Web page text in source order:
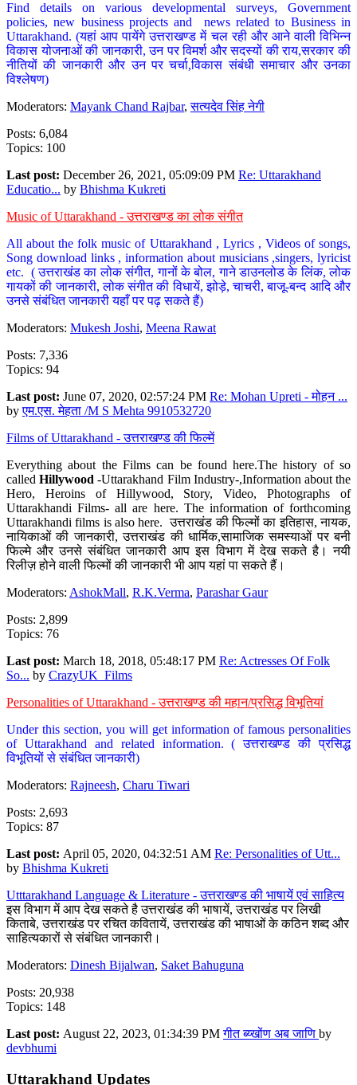
Find details on various developmental surveys, Government
policies, new business projects and news related to Business in
Uttarakhand. (यहां आप पायेंगे उत्तराखण्ड में चल रही और आने वाली विभिन्न
विकास योजनाओं की जानकारी, उन पर विमर्श और सदस्यों की राय,सरकार की
नीतियों की जानकारी और उन पर चर्चा,विकास संबंधी समाचार और उनका
विश्लेषण)
Moderators: Mayank Chand Rajbar,सत्यदेव सिंह नेगी
Posts: 6,084
Topics: 100
Last post: December 26, 2021, 05:09:09 PM Re: Uttarakhand
Educatio... by Bhishma Kukreti
Music of Uttarakhand - उत्तराखण्ड का लोक संगीत
All about the folk music of Uttarakhand , Lyrics , Videos of songs,
Song download links , information about musicians ,singers, lyricist
etc. ( उत्तराखंड का लोक संगीत, गानों के बोल, गाने डाउनलोड के लिंक, लोक
गायकों की जानकारी, लोक संगीत की विधायें, झोड़े, चाचरी, बाजू-बन्द आदि और
उनसे संबंधित जानकारी यहाँ पर पढ़ सकते हैं)
Moderators: Mukesh Joshi, Meena Rawat
Posts: 7,336
Topics: 94
Last post: June 07, 2020, 02:57:24 PM Re: Mohan Upreti - मोहन ...
byएम.एस. मेहता /M S Mehta 9910532720
Films of Uttarakhand - उत्तराखण्ड की फिल्में
Everything about the Films can be found here.The history of so
calledHillywood-Uttarakhand Film Industry-,Information about the
Hero, Heroins of Hillywood, Story, Video, Photographs of
Uttarakhandi Films- all are here. The information of forthcoming
Uttarakhandi films is also here. उत्तराखंड की फिल्मों का इतिहास, नायक,
नायिकाओं की जानकारी, उत्तराखंड की धार्मिक,सामाजिक समस्याओं पर बनी
फिल्मे और उनसे संबंधित जानकारी आप इस विभाग में देख सकते है। नयी
रिलीज़ होने वाली फिल्मों की जानकारी भी आप यहां पा सकते हैं।
Moderators: AshokMall, R.K.Verma, Parashar Gaur
Posts: 2,899
Topics: 76
Last post: March 18, 2018, 05:48:17 PM Re: Actresses Of Folk
So... by CrazyUK_Films
Personalities of Uttarakhand - उत्तराखण्ड की महान/प्रसिद्ध विभूतियां
Under this section, you will get information of famous personalities
of Uttarakhand and related information. ( उत्तराखण्ड की प्रसिद्ध
विभूतियों से संबंधित जानकारी)
Moderators: Rajneesh, Charu Tiwari
Posts: 2,693
Topics: 87
Last post: April 05, 2020, 04:32:51 AM Re: Personalities of Utt...
by Bhishma Kukreti
Utttarakhand Language & Literature - उत्तराखण्ड की भाषायें एवं साहित्य
इस विभाग में आप देख सकते है उत्तराखंड की भाषायें, उत्तराखंड पर लिखी
किताबे, उत्तराखंड पर रचित कवितायें, उत्तराखंड की भाषाओं के कठिन शब्द और
साहित्यकारों से संबंधित जानकारी।
Moderators: Dinesh Bijalwan, Saket Bahuguna
Posts: 20,938
Topics: 148
Last post: August 22, 2023, 01:34:39 PMगीत ब्य्खोंण अब जाणि by
devbhumi
Uttarakhand Updates